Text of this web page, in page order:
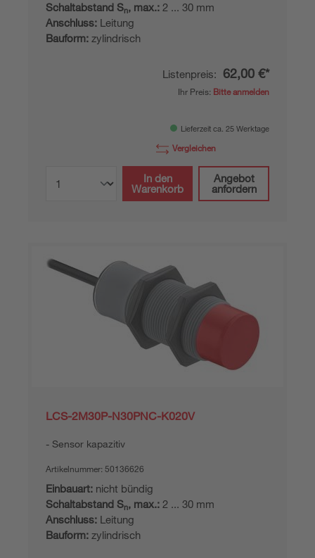
Schaltabstand Sn, max.: 2 ... 30 mm
Anschluss: Leitung
Bauform: zylindrisch
Listenpreis: 62,00 €*
Ihr Preis: Bitte anmelden
Lieferzeit ca. 25 Werktage
Vergleichen
In den
Warenkorb
Angebot
anfordern
LCS-2M30P-N30PNC-K020V
Sensor kapazitiv
Artikelnummer: 50136626
Einbauart: nicht bündig
Schaltabstand Sn, max.: 2 ... 30 mm
Anschluss: Leitung
Bauform: zylindrisch